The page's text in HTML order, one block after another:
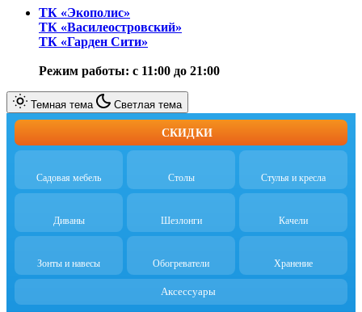
ТК «Экополис»
ТК «Василеостровский»
ТК «Гарден Сити»
Режим работы: с 11:00 до 21:00
Темная тема Светлая тема
СКИДКИ
Садовая мебель Столы Стулья и кресла
Диваны Шезлонги Качели
Зонты и навесы Обогреватели Хранение
Аксессуары